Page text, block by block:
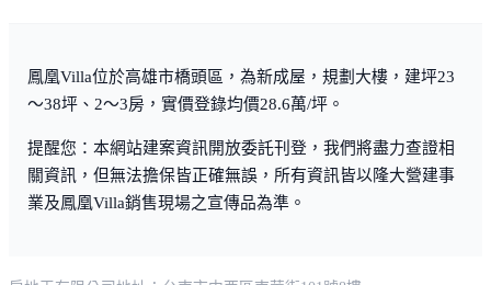
鳳凰Villa位於高雄市橋頭區，為新成屋，規劃大樓，建坪23
～38坪、2～3房，實價登錄均價28.6萬/坪。
提醒您：本網站建案資訊開放委託刊登，我們將盡力查證相
關資訊，但無法擔保皆正確無誤，所有資訊皆以隆大營建事
業及鳳凰Villa銷售現場之宣傳品為準。